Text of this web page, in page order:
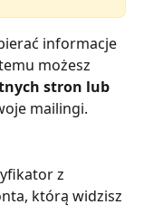
informacje
możesz
stron lub
mailingi.
z
którą widzisz